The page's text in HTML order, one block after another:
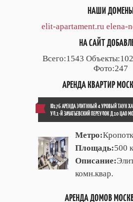
НАШИ
elit-apartament.ru elena-
НА САЙТ
Всего:1543
Фото:247
АРЕНДА КВАРТИР
ID176 АРЕНДА ЭЛИТННЫЙ 4 УРОВЫЙ ТАУН
УЛ.1-Й ЗАЧАТЬЕВСКИЙ ПЕРЕУЛОК Д.10 ЦАО
Метро:
Площадь:500
Описание:
комн.квар.
АРЕНДА ДОМОВ